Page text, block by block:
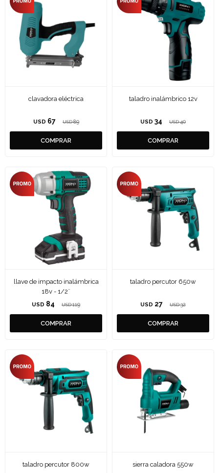
clavadora eléctrica
USD 67 USD 89
taladro inalámbrico 12v
USD 34 USD 40
llave de impacto inalámbrica
18v - 1/2¨
USD 84 USD 119
taladro percutor 650w
USD 27 USD 32
taladro percutor 800w sierra caladora 550w